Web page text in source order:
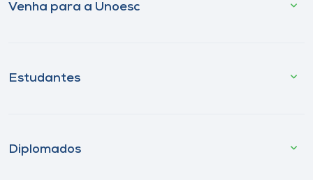
Venha para a Unoesc
Estudantes
Diplomados